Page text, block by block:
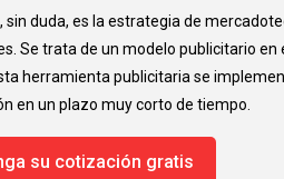
sin duda, es la estrategia de
Se trata de un modelo publicitario en
herramienta publicitaria se
en un plazo muy corto de tiempo.
su cotización gratis